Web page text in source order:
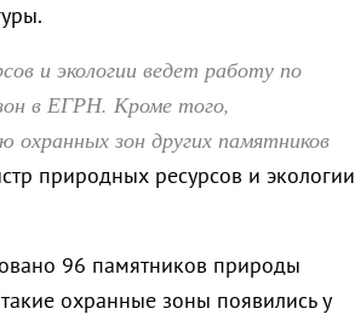
и экологии ведет работу по
в ЕГРН. Кроме того,
зон других памятников
природных ресурсов и экологии
96 памятников природы
охранные зоны появились у